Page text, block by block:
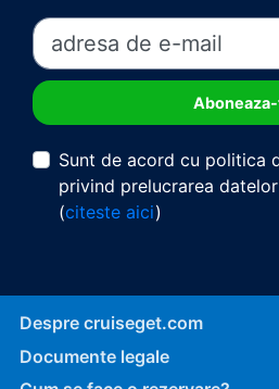
Sunt de acord cu politica
privind prelucrarea
(citeste aici)
Despre cruiseget.com
Documente legale